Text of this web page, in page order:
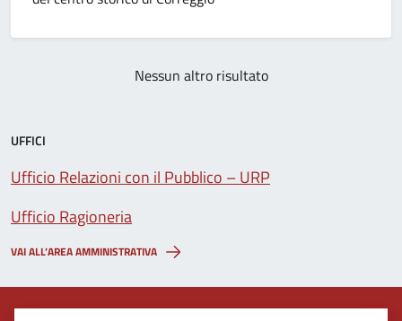
Nessun altro risultato
UFFICI
Ufficio Relazioni con il Pubblico – URP
Ufficio Ragioneria
VAI ALL’AREA AMMINISTRATIVA